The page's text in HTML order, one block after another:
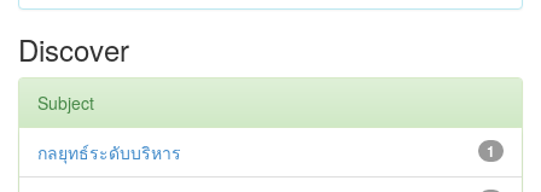
Discover
Subject
1
กลยุทธ์ระดับบริหาร